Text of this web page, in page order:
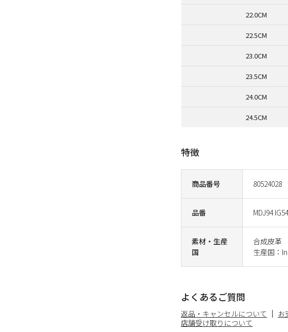
商品番号 80524028
品番 MDJ94
素材・生産
国
合成皮革
生産国：
特徴
よくあるご質問
返品・キャンセルについて お
店舗受け取りについて
22.0CM
22.5CM
23.0CM
23.5CM
24.0CM
24.5CM